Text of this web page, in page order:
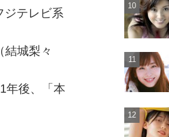
ジテレビ系
結城梨々
年後、「本